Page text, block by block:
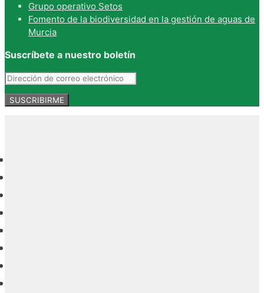
Grupo operativo Setos
Fomento de la biodiversidad en la gestión de aguas de
Murcia
Suscríbete a nuestro boletín